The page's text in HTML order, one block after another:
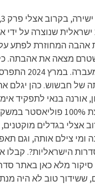
רומנטית ישראלית
2024 בקשת 12. דסי טולדנו היא
אך לפתע היא
של חבשוש. כהן
בנאי לתפקיד
אצלי בגדלים
ומי צילם אותה, וגם
מלא כאן באתר
ששידוך טוב לא היה